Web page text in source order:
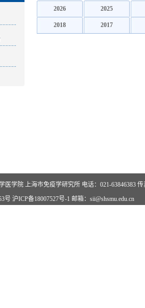
2026 2025
2018 2017
医学院 上海市免疫学研究所 电话：021-63846383 传
号 沪ICP备18007527号-1 邮箱：sii@shsmu.edu.cn